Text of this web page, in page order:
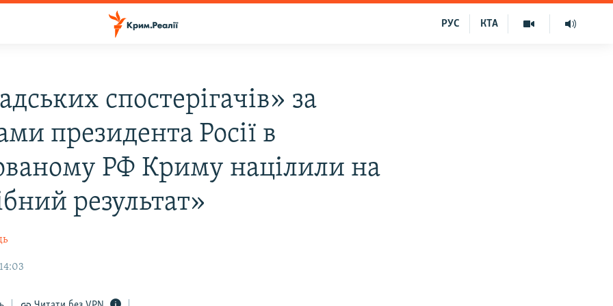
КТА
РУС
спостерігачів» за
президента Росії в
РФ Криму націлили на
результат»